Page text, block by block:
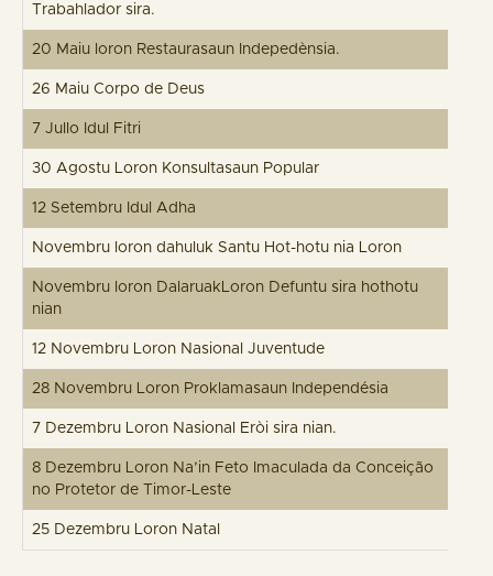
Trabahlador sira.
20 Maiu loron Restaurasaun Indepedènsia.
26 Maiu Corpo de Deus
7 Jullo Idul Fitri
30 Agostu Loron Konsultasaun Popular
12 Setembru Idul Adha
Novembru loron dahuluk Santu Hot-hotu nia Loron
Novembru loron DalaruakLoron Defuntu sira hothotu
nian
12 Novembru Loron Nasional Juventude
28 Novembru Loron Proklamasaun Independésia
7 Dezembru Loron Nasional Eròi sira nian.
8 Dezembru Loron Na’in Feto Imaculada da Conceição
no Protetor de Timor-Leste
25 Dezembru Loron Natal